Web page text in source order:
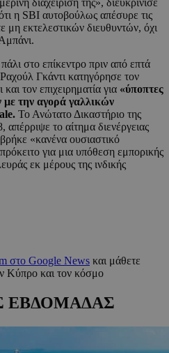
διαχείρισή της», διευκρίνισε
η SBI αυτοβούλως απέσυρε τις
μη εκτελεστικών διευθυντών, όχι
στο επίκεντρο πριν από επτά
Γκάντι κατηγόρησε τον
τον επιχειρηματία για «ύποπτες
με την αγορά γαλλικών
Το Ανώτατο Δικαστήριο της
απέρριψε το αίτημα διενέργειας
«κανένα ουσιαστικό
για μια υπόθεση εμπορικής
εκ μέρους της ινδικής
στο Google News και μάθετε
Κύπρο και τον κόσμο
ΕΒΔΟΜΑΔΑΣ